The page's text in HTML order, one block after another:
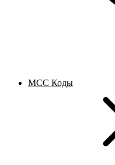
MCC Коды